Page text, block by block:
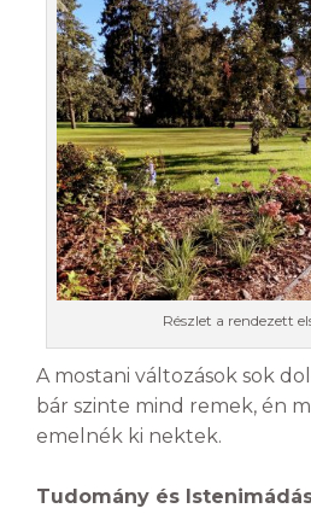
Részlet a rendezett
A mostani változások sok
bár szinte mind remek, én
emelnék ki nektek.
Tudomány és